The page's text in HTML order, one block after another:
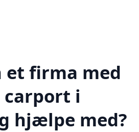
et firma med
carport i
hjælpe med?